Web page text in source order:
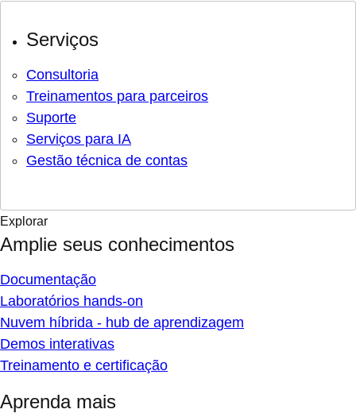
Serviços
Consultoria
Treinamentos para parceiros
Suporte
Serviços para IA
Gestão técnica de contas
Explorar
Amplie seus conhecimentos
Documentação
Laboratórios hands-on
Nuvem híbrida - hub de aprendizagem
Demos interativas
Treinamento e certificação
Aprenda mais